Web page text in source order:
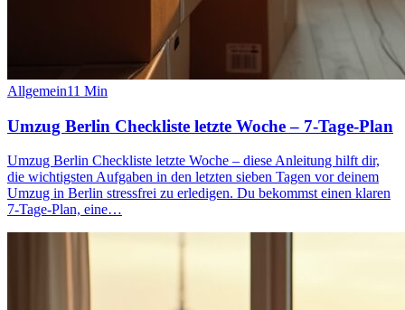
Allgemein11 Min
Umzug Berlin Checkliste letzte Woche – 7-Tage-Plan
Umzug Berlin Checkliste letzte Woche – diese Anleitung hilft dir,
die wichtigsten Aufgaben in den letzten sieben Tagen vor deinem
Umzug in Berlin stressfrei zu erledigen. Du bekommst einen klaren
7‑Tage‑Plan, eine…